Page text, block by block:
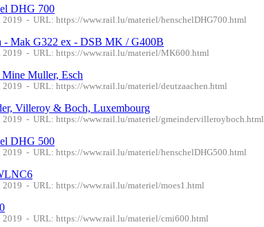
DHG 700
- URL: https://www.rail.lu/materiel/henschelDHG700.html
- Mak G322 ex - DSB MK / G400B
- URL: https://www.rail.lu/materiel/MK600.html
Muller, Esch
- URL: https://www.rail.lu/materiel/deutzaachen.html
Villeroy & Boch, Luxembourg
- URL: https://www.rail.lu/materiel/gmeindervilleroyboch.html
DHG 500
- URL: https://www.rail.lu/materiel/henschelDHG500.html
- URL: https://www.rail.lu/materiel/moes1.html
- URL: https://www.rail.lu/materiel/cmi600.html